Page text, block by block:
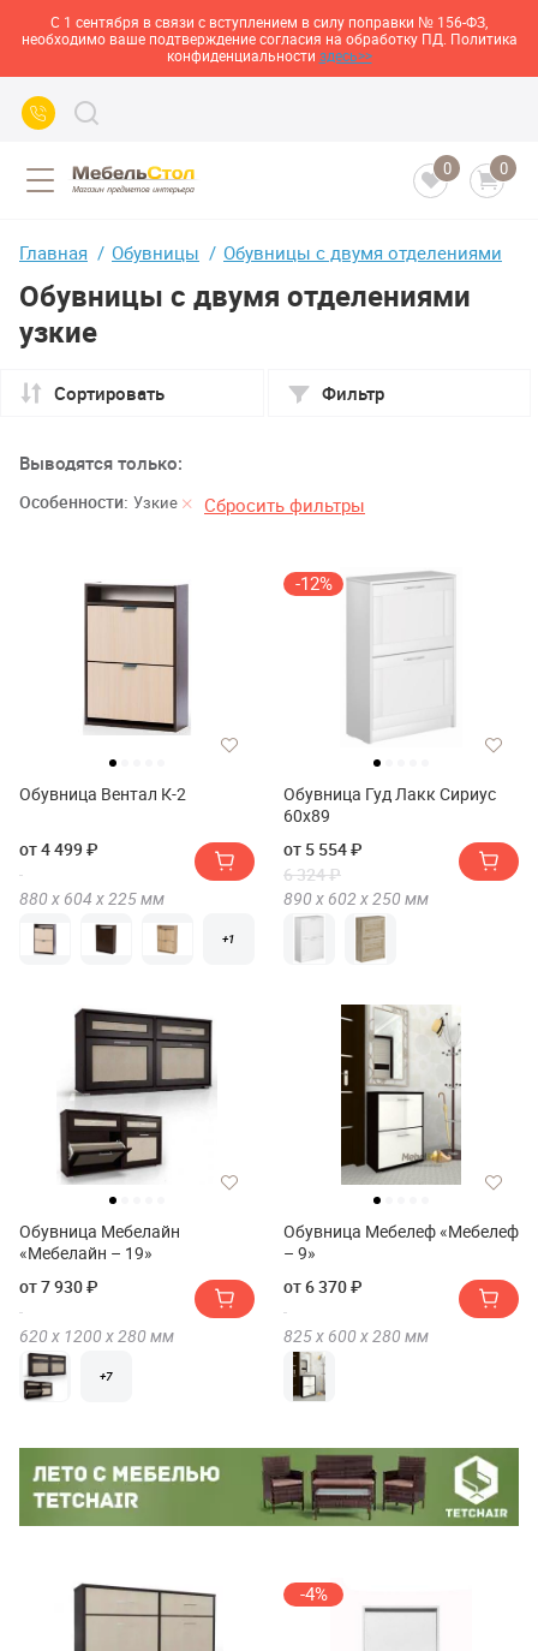
С 1 сентября в связи с вступлением в силу поправки № 156-ФЗ,
необходимо ваше подтверждение согласия на обработку ПД. Политика
конфиденциальности здесь>>
0 0
Главная Обувницы Обувницы с двумя отделениями
Обувницы с двумя отделениями
узкие
Сортировать Фильтр
Выводятся только:
Особенности: Узкие Сбросить фильтры
Обувница Вентал К-2
от 4 499 ₽
880 х 604 х225мм
+1
-12%
Обувница Гуд Лакк Сириус
60х89
от 5 554 ₽
6 324 ₽
890 х 602 х250 мм
Обувница Мебелайн
«Мебелайн – 19»
от 7 930 ₽
620 х 1200 х 280 мм
+7
Обувница Мебелеф «Мебелеф
– 9»
от 6 370 ₽
825 х 600 х 280 мм
-4%